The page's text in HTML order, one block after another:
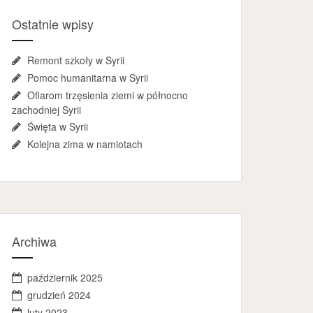
Ostatnie wpisy
Remont szkoły w Syrii
Pomoc humanitarna w Syrii
Ofiarom trzęsienia ziemi w północno
zachodniej Syrii
Święta w Syrii
Kolejna zima w namiotach
Archiwa
październik 2025
grudzień 2024